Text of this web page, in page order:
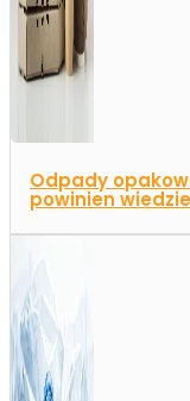
Odpady
powinien